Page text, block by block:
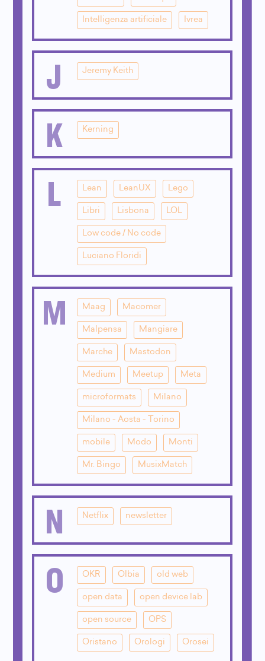
Intelligenza artificiale Ivrea
J Jeremy Keith
K Kerning
L Lean LeanUX Lego
Libri Lisbona LOL
Low code / No code
Luciano Floridi
M Maag Macomer
Malpensa Mangiare
Marche Mastodon
Medium Meetup Meta
microformats Milano
Milano - Aosta - Torino
mobile Modo Monti
Mr. Bingo MusixMatch
N Netflix newsletter
O OKR Olbia old web
open data open device lab
open source OPS
Oristano Orologi Orosei